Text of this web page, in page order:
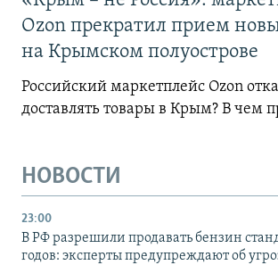
Ozon прекратил прием
на Крымском полуострове
Российский маркетплейс Ozon
доставлять товары в Крым? В чем
НОВОСТИ
23:00
В РФ разрешили продавать бензин
годов: эксперты предупреждают об